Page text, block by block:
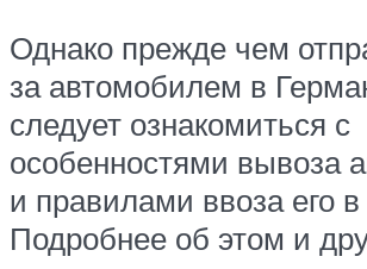
Однако прежде чем
за автомобилем в
следует ознакомиться с
особенностями вывоза
и правилами ввоза его
Подробнее об этом и